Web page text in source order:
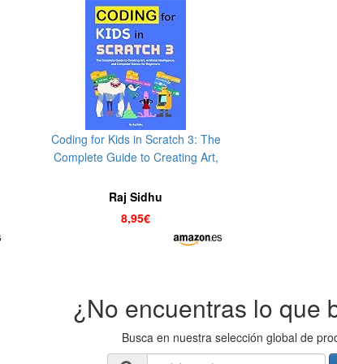
Coding for Kids in Scratch 3: The
Complete Guide to Creating Art,
Computer Games for Beginners
(English Edition)
Raj Sidhu
8,95€
¿No encuentras lo que
Busca en nuestra selección global de